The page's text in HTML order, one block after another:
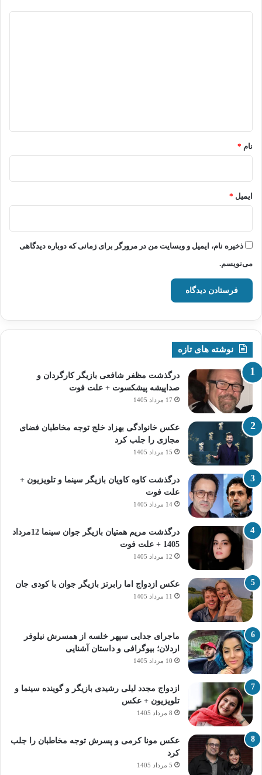
نام *
ایمیل *
ذخیره نام، ایمیل و وبسایت من در مرورگر برای زمانی که دوباره دیدگاهی
می‌نویسم.
نوشته های تازه
درگذشت مظفر شافعی بازیگر کارگردان و
صداپیشه پیشکسوت + علت فوت
17 مرداد 1405
عکس خانوادگی بهزاد خلج توجه مخاطبان فضای
مجازی را جلب کرد
15 مرداد 1405
درگذشت کاوه کاویان بازیگر سینما و تلویزیون +
علت فوت
14 مرداد 1405
درگذشت مریم همتیان بازیگر جوان سینما 12مرداد
1405 + علت فوت
12 مرداد 1405
عکس ازدواج اما رابرتز بازیگر جوان با کودی جان
11 مرداد 1405
ماجرای جدایی سپهر خلسه از همسرش نیلوفر
اردلان؛ بیوگرافی و داستان آشنایی
10 مرداد 1405
ازدواج مجدد لیلی رشیدی بازیگر و گوینده سینما و
تلویزیون + عکس
8 مرداد 1405
عکس مونا کرمی و پسرش توجه مخاطبان را جلب
کرد
5 مرداد 1405